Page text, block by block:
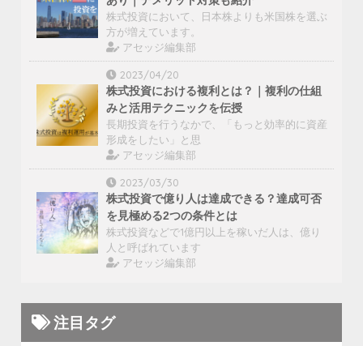
株式投資において、日本株よりも米国株を選ぶ
方が増えています。
アセッジ編集部
2023/04/20
株式投資における複利とは？｜複利の仕組
みと活用テクニックを伝授
長期投資を行うなかで、「もっと効率的に資産
形成をしたい」と思
アセッジ編集部
2023/03/30
株式投資で億り人は達成できる？達成可否
を見極める2つの条件とは
株式投資などで1億円以上を稼いだ人は、億り
人と呼ばれています
アセッジ編集部
注目タグ